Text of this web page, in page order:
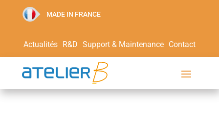
MADE IN FRANCE
Actualités R&D Support & Maintenance Contact